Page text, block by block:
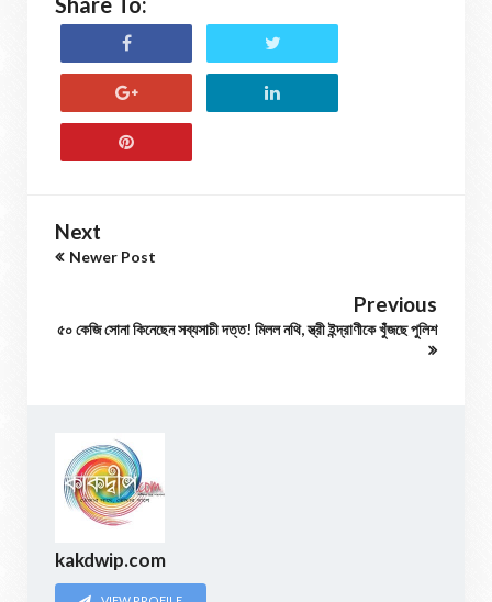
Next
Newer Post
Previous
৫০ কেজি সোনা কিনেছেন সব্যসাচী দত্ত! মিলল নথি, স্ত্রী ইন্দ্রাণীকে খুঁজছে পুলিশ
kakdwip.com